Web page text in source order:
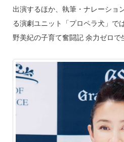
出演するほか、執筆・ナレーショ
る演劇ユニット「プロペラ犬」で
野美紀の子育て奮闘記 余力ゼロで